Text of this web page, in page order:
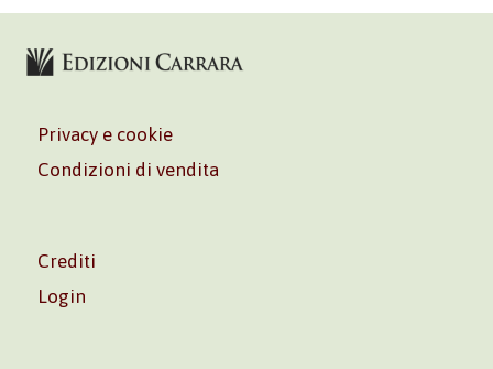
Privacy e cookie
Condizioni di vendita
Crediti
Login